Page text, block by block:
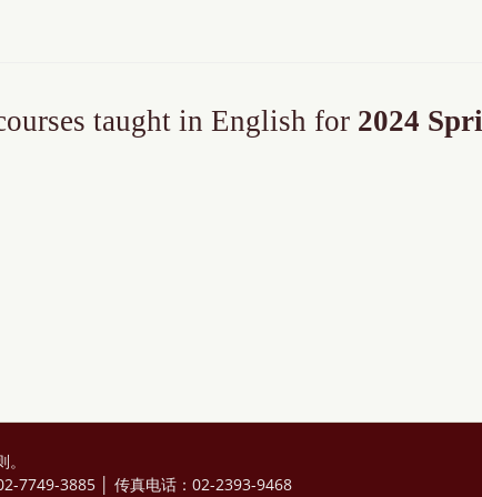
taught in English for 2024
。
7749-3885 │ 传真电话：02-2393-9468